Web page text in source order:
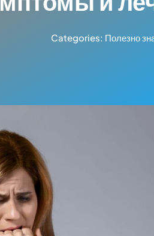
Categories: Полезно